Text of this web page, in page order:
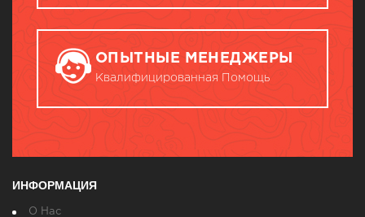
ОПЫТНЫЕ МЕНЕДЖЕРЫ
Квалифицированная Помощь
ИНФОРМАЦИЯ
О Нас